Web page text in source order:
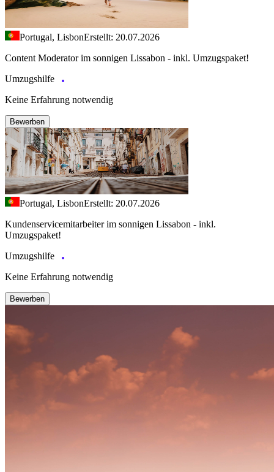
Portugal, LisbonErstellt: 20.07.2026
Content Moderator im sonnigen Lissabon - inkl. Umzugspaket!
Umzugshilfe
Keine Erfahrung notwendig
Bewerben
Portugal, LisbonErstellt: 20.07.2026
Kundenservicemitarbeiter im sonnigen Lissabon - inkl.
Umzugspaket!
Umzugshilfe
Keine Erfahrung notwendig
Bewerben